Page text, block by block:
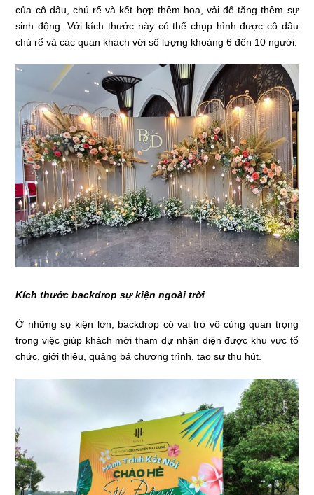
của cô dâu, chú rể và kết hợp thêm hoa, vải để tăng thêm sự
sinh động. Với kích thước này có thể chụp hình được cô dâu
chú rể và các quan khách với số lượng khoảng 6 đến 10 người.
Kích thước backdrop sự kiện ngoài trời
Ở những sự kiện lớn, backdrop có vai trò vô cùng quan trọng
trong việc giúp khách mời tham dự nhận diện được khu vực tổ
chức, giới thiệu, quảng bá chương trình, tạo sự thu hút.